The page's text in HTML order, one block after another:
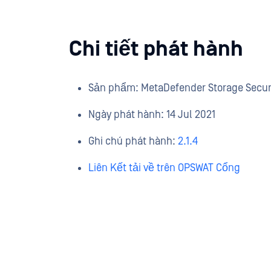
Chi tiết phát hành
Sản phẩm: MetaDefender Storage
Ngày phát hành: 14 Jul 2021
Ghi chú phát hành: 2.1.4
Liên Kết tải về trên OPSWAT Cổng